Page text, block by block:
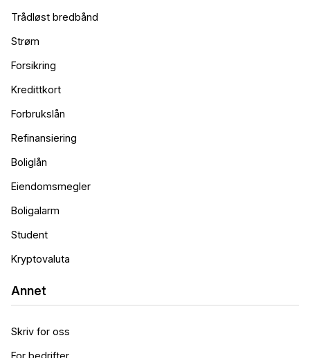
Trådløst bredbånd
Strøm
Forsikring
Kredittkort
Forbrukslån
Refinansiering
Boliglån
Eiendomsmegler
Boligalarm
Student
Kryptovaluta
Annet
Skriv for oss
For bedrifter